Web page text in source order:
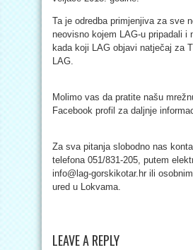
Ta je odredba primjenjiva za sve
neovisno kojem LAG-u pripadali i
kada koji LAG objavi natječaj za
LAG.
Molimo vas da pratite našu
Facebook profil za daljnje
Za sva pitanja slobodno nas
telefona 051/831-205, putem
info@lag-gorskikotar.hr ili
ured u Lokvama.
LEAVE A REPLY